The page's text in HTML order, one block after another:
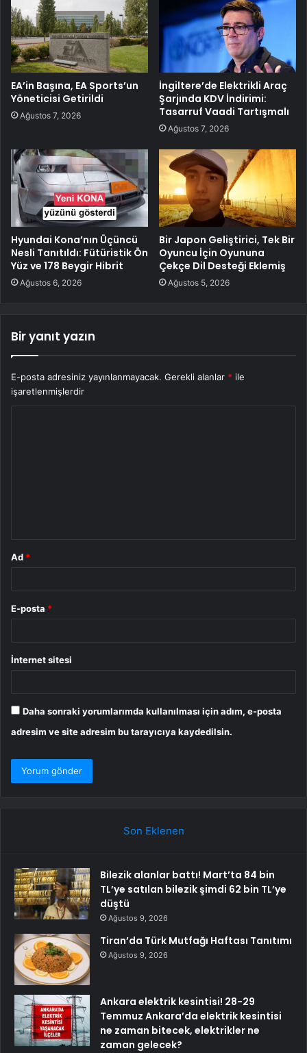
EA’in Başına, EA Sports’un
Yöneticisi Getirildi
Ağustos 7, 2026
İngiltere’de Elektrikli Araç
Şarjında KDV İndirimi:
Tasarruf Vaadi Tartışmalı
Ağustos 7, 2026
Hyundai Kona’nın Üçüncü
Nesli Tanıtıldı: Fütüristik Ön
Yüz ve 178 Beygir Hibrit
Ağustos 6, 2026
Bir Japon Geliştirici, Tek Bir
Oyuncu İçin Oyununa
Çekçe Dil Desteği Eklemiş
Ağustos 5, 2026
Bir yanıt yazın
E-posta adresiniz yayınlanmayacak. Gerekli alanlar * ile
işaretlenmişlerdir
Ad *
E-posta *
İnternet sitesi
Daha sonraki yorumlarımda kullanılması için adım, e-posta
adresim ve site adresim bu tarayıcıya kaydedilsin.
Son Eklenen
Bilezik alanlar battı! Mart’ta 84 bin
TL’ye satılan bilezik şimdi 62 bin TL’ye
düştü
Ağustos 9, 2026
Tiran’da Türk Mutfağı Haftası Tanıtımı
Ağustos 9, 2026
Ankara elektrik kesintisi! 28-29
Temmuz Ankara’da elektrik kesintisi
ne zaman bitecek, elektrikler ne
zaman gelecek?